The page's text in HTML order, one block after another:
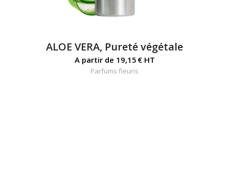
ALOE VERA, Pureté végétale
A partir de 19,15 €HT
Parfums fleuris